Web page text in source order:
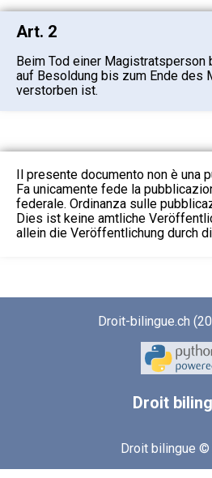
Art. 2
Beim Tod einer Magistratsperson
auf Besoldung bis zum Ende des
verstorben ist.
Il presente documento non è una
Fa unicamente fede la
federale. Ordinanza sulle
Dies ist keine amtliche
allein die Veröffentlichung durch
Droit-bilingue.ch
Droit
Droit bilingue ©